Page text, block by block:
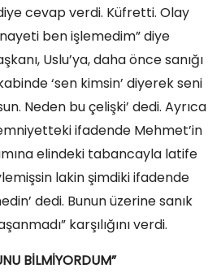
cevap verdi. Küfretti. Olay
ben işlemedim” diye
Uslu’ya, daha önce sanığı
‘sen kimsin’ diyerek seni
Neden bu çelişki’ dedi. Ayrıca
ifadende Mehmet’in
elindeki tabancayla latife
lakin şimdiki ifadende
dedi. Bunun üzerine sanık
karşılığını verdi.
BİLMİYORDUM”